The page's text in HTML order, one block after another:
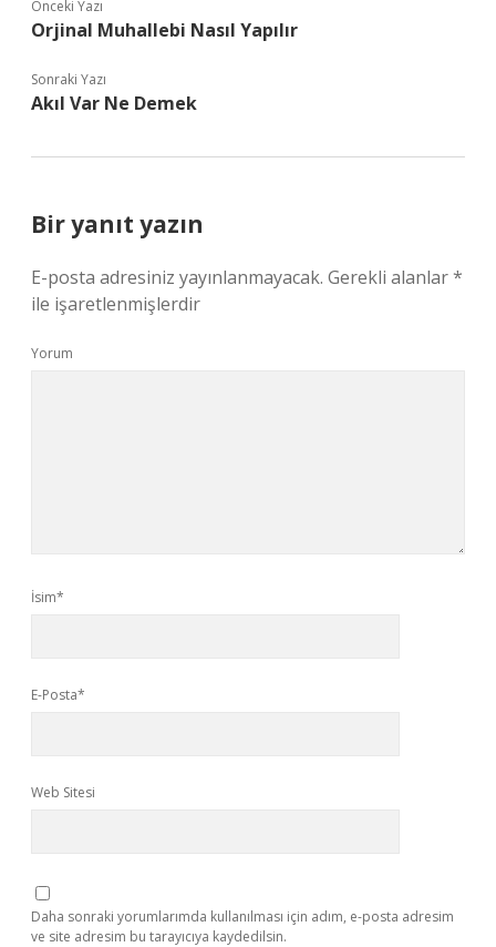
Önceki Yazı
Orjinal Muhallebi Nasıl Yapılır
Sonraki Yazı
Akıl Var Ne Demek
Bir yanıt yazın
E-posta adresiniz yayınlanmayacak. Gerekli alanlar*
ile işaretlenmişlerdir
Yorum
İsim*
E-Posta*
Web Sitesi
Daha sonraki yorumlarımda kullanılması için adım, e-posta adresim
ve site adresim bu tarayıcıya kaydedilsin.